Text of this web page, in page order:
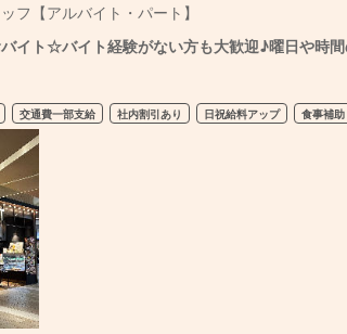
フ【アルバイト・パート】
イト☆バイト経験がない方も大歓迎♪曜日や時
交通費一部支給 社内割引あり 日祝給料アップ 食事補助